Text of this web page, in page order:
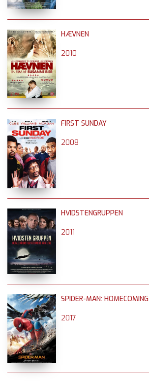
HÆVNEN
2010
FIRST SUNDAY
2008
HVIDSTENGRUPPEN
2011
SPIDER-MAN: HOMECOMING
2017